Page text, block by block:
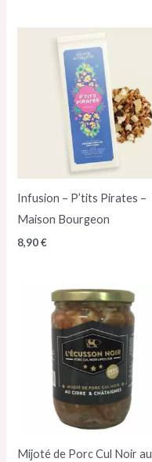
Infusion – P’tits Pirates –
Maison Bourgeon
8,90€
Mijoté de Porc Cul Noir au